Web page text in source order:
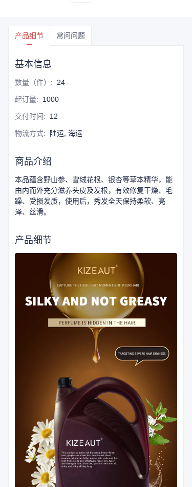
产品细节 常问问题
基本信息
数量（件） : 24
起订量: 1000
交付时间: 12
物流方式: 陆运, 海运
商品介绍
本品蕴含野山参、雪绒花根、银杏等草本精华，能
由内而外充分滋养头皮及发根，有效修复干燥、毛
躁、受损发质，使用后，秀发全天保持柔软、亮
泽、丝滑。
产品细节